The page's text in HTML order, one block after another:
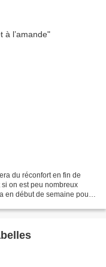
du réconfort en fin de
on est peu nombreux
en début de semaine pour